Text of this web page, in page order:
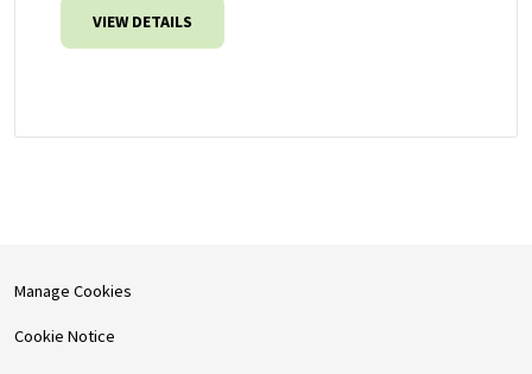
VIEW DETAILS
Manage Cookies
Cookie Notice